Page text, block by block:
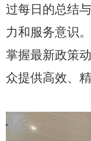
过每日的总结
力和服务意识
掌握最新政策
众提供高效、